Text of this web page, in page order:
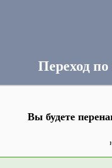
Переход
Вы будете